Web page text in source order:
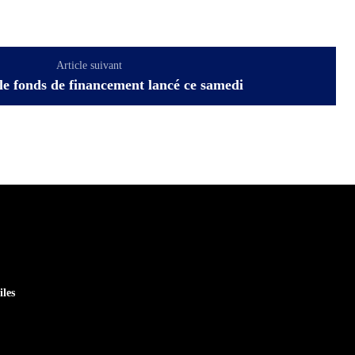
Article suivant
fonds de financement lancé ce samedi